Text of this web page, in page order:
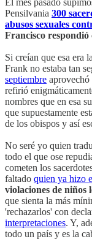
El mes pasado
Pensilvania 300
abusos sexuales
Francisco respondió
Si creían que esa era
Frank no estaba tan
septiembre aprovechó
refirió
nombres que en esa
que supuestamente
de los obispos y así
No seré yo quien
todo el que ose
cometen los
faltado quien ya hizo
violaciones de niños
que sienta la más
'rechazarlos' con
interpretaciones. Y,
todo un país y es la